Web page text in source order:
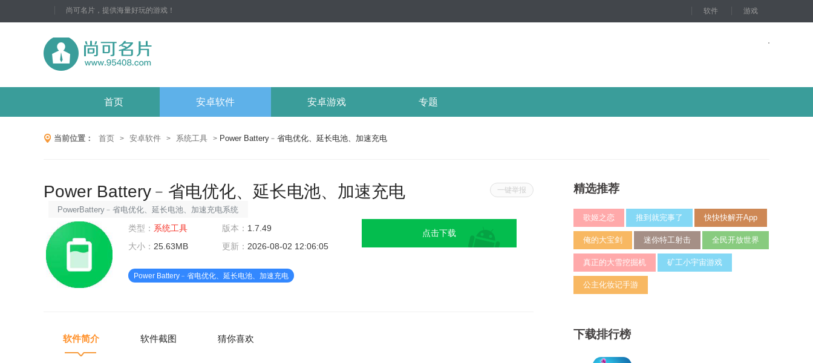
尚可名片，提供海量好玩的游戏！ 软件 游戏
首页 安卓软件 安卓游戏 专题
当前位置： 首页 > 安卓软件 > 系统工具 > Power Battery﹣省电优化、延长电池、加速充电
一键举报
Power Battery﹣省电优化、延长电池、加速充电
PowerBattery﹣省电优化、延长电池、加速充电系统
工具是一款专门为手机电池设计的应用程序，旨在优
化电池寿命、提高充电速度并确保最佳性能。它能够
智能地管理电池使用，通过省电模式和优化功能减少
不必要的能耗，同时提供快速充电和反向充电选项，
类型： 系统工具 版本： 1.7.49
大小： 25.63MB 更新： 2026-08-02 12:06:05
Power Battery﹣省电优化、延长电池、加速充电
点击下载
软件简介 软件截图 猜你喜欢
精选推荐
歌姬之恋 推到就完事了 快快快解开App
俺的大宝剑 迷你特工射击 全民开放世界
真正的大雪挖掘机 矿工小宇宙游戏
公主化妆记手游
下载排行榜